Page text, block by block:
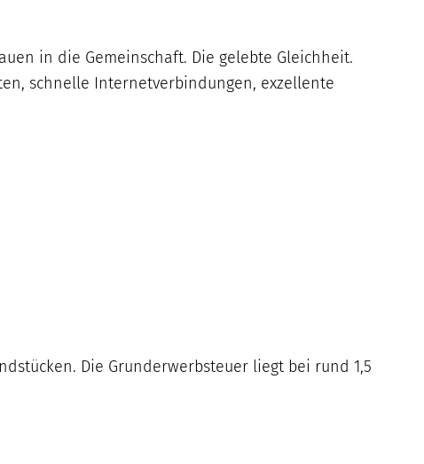
in die Gemeinschaft. Die gelebte Gleichheit.
schnelle Internetverbindungen, exzellente
Die Grunderwerbsteuer liegt bei rund 1,5